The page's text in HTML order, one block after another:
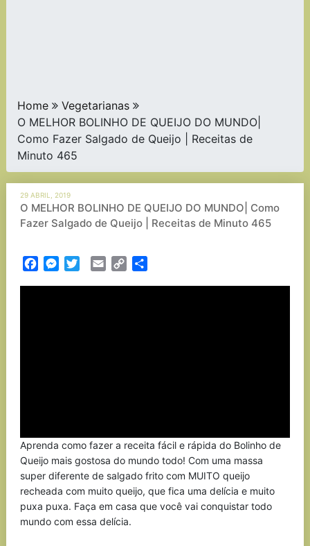
Home
Vegetarianas
O MELHOR BOLINHO DE QUEIJO DO MUNDO|
Como Fazer Salgado de Queijo | Receitas de
Minuto 465
29 ABRIL, 2019
O MELHOR BOLINHO DE QUEIJO DO MUNDO| Como
Fazer Salgado de Queijo | Receitas de Minuto 465
FacebookMessenger
TwitterEmail Copy
Aprenda como fazer a receita fácil e rápida do Bolinho de
Queijo mais gostosa do mundo todo! Com uma massa
super diferente de salgado frito com MUITO queijo
recheada com muito queijo, que fica uma delícia e muito
puxa puxa. Faça em casa que você vai conquistar todo
mundo com essa delícia.